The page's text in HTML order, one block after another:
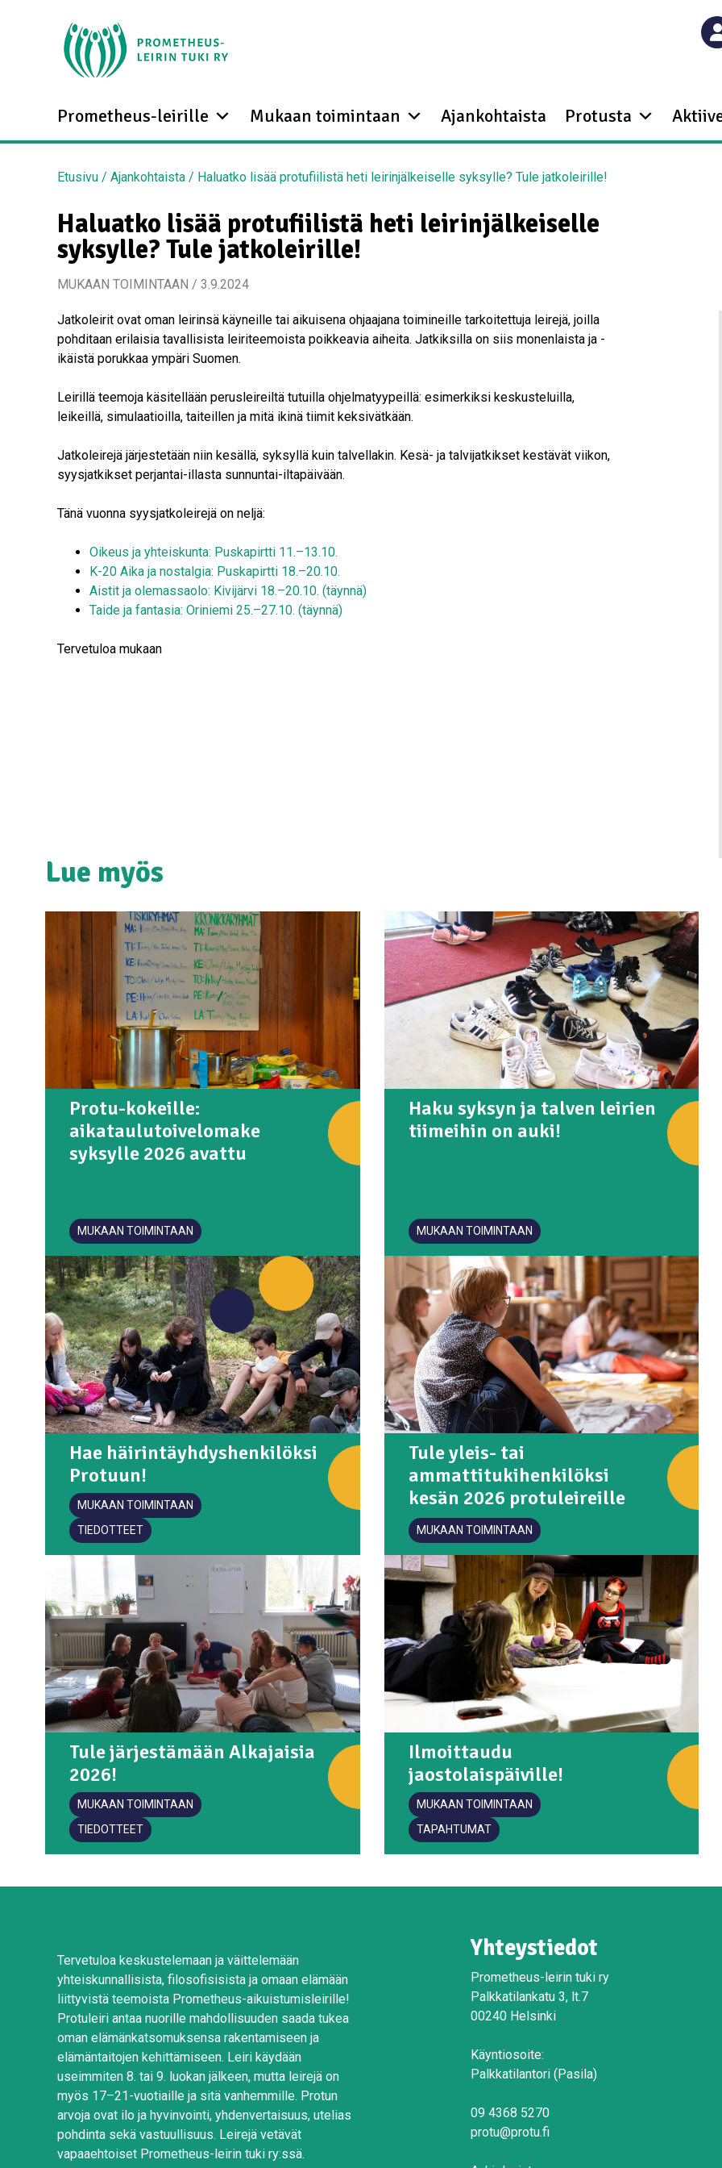
Prometheus-leirille Mukaan toimintaan Ajankohtaista Protusta
Etusivu / Ajankohtaista / Haluatko lisää protufiilistä heti leirinjälkeiselle syksylle? Tule jatkoleirille!
Haluatko lisää protufiilistä heti leirinjälkeiselle
syksylle? Tule jatkoleirille!
MUKAAN TOIMINTAAN / 3.9.2024
Jatkoleirit ovat oman leirinsä käyneille tai aikuisena ohjaajana toimineille tarkoitettuja leirejä, joilla
pohditaan erilaisia tavallisista leiriteemoista poikkeavia aiheita. Jatkiksilla on siis monenlaista ja -
ikäistä porukkaa ympäri Suomen.
Leirillä teemoja käsitellään perusleireiltä tutuilla ohjelmatyypeillä: esimerkiksi keskusteluilla,
leikeillä, simulaatioilla, taiteillen ja mitä ikinä tiimit keksivätkään.
Jatkoleirejä järjestetään niin kesällä, syksyllä kuin talvellakin. Kesä- ja talvijatkikset kestävät viikon,
syysjatkikset perjantai-illasta sunnuntai-iltapäivään.
Tänä vuonna syysjatkoleirejä on neljä:
Oikeus ja yhteiskunta: Puskapirtti 11.–13.10.
K-20 Aika ja nostalgia: Puskapirtti 18.–20.10.
Aistit ja olemassaolo: Kivijärvi 18.–20.10. (täynnä)
Taide ja fantasia: Oriniemi 25.–27.10. (täynnä)
Tervetuloa mukaan
Lue myös
Protu-kokeille:
aikataulutoivelomake
syksylle 2026 avattu
MUKAAN TOIMINTAAN
Haku syksyn ja talven leirien
tiimeihin on auki!
MUKAAN TOIMINTAAN
Hae häirintäyhdyshenkilöksi
Protuun!
MUKAAN TOIMINTAAN
TIEDOTTEET
Tule yleis- tai
ammattitukihenkilöksi
kesän 2026 protuleireille
MUKAAN TOIMINTAAN
Tule järjestämään Alkajaisia
2026!
MUKAAN TOIMINTAAN
TIEDOTTEET
Ilmoittaudu
jaostolaispäiville!
MUKAAN TOIMINTAAN
TAPAHTUMAT
Tervetuloa keskustelemaan ja väittelemään
yhteiskunnallisista, filosofisisista ja omaan elämään
liittyvistä teemoista Prometheus-aikuistumisleirille!
Protuleiri antaa nuorille mahdollisuuden saada tukea
oman elämänkatsomuksensa rakentamiseen ja
elämäntaitojen kehittämiseen. Leiri käydään
useimmiten 8. tai 9. luokan jälkeen, mutta leirejä on
myös 17–21-vuotiaille ja sitä vanhemmille. Protun
arvoja ovat ilo ja hyvinvointi, yhdenvertaisuus, utelias
pohdinta sekä vastuullisuus. Leirejä vetävät
vapaaehtoiset Prometheus-leirin tuki ry:ssä.
Yhteystiedot
Prometheus-leirin tuki ry
Palkkatilankatu 3, lt.7
00240 Helsinki
Käyntiosoite:
Palkkatilantori (Pasila)
09 4368 5270
protu@protu.fi